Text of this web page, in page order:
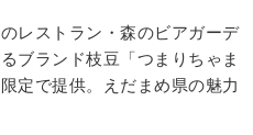
レストラン・森のビアガーデ
ブランド枝豆「つまりちゃま
定で提供。えだまめ県の魅力